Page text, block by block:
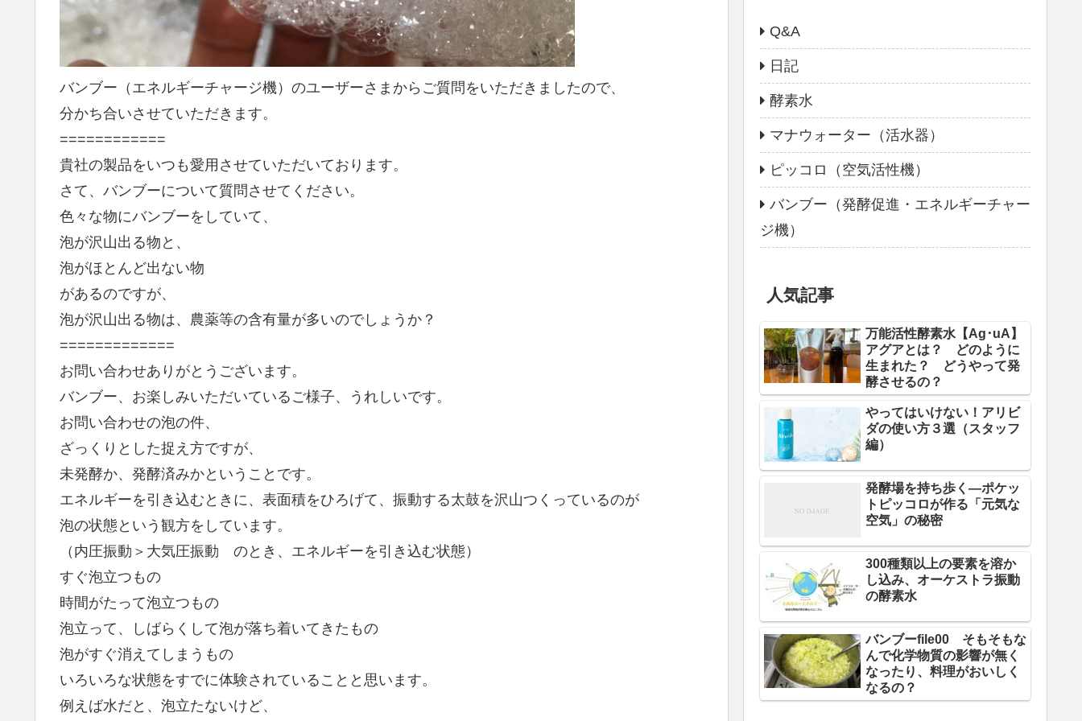
バンブー（エネルギーチャージ機）のユーザーさまからご質問をいただきましたので、
分かち合いさせていただきます。
============
貴社の製品をいつも愛用させていただいております。
さて、バンブーについて質問させてください。
色々な物にバンブーをしていて、
泡が沢山出る物と、
泡がほとんど出ない物
があるのですが、
泡が沢山出る物は、農薬等の含有量が多いのでしょうか？
=============
お問い合わせありがとうございます。
バンブー、お楽しみいただいているご様子、うれしいです。
お問い合わせの泡の件、
ざっくりとした捉え方ですが、
未発酵か、発酵済みかということです。
エネルギーを引き込むときに、表面積をひろげて、振動する太鼓を沢山つくっているのが
泡の状態という観方をしています。
（内圧振動＞大気圧振動 のとき、エネルギーを引き込む状態）
すぐ泡立つもの
時間がたって泡立つもの
泡立って、しばらくして泡が落ち着いてきたもの
泡がすぐ消えてしまうもの
いろいろな状態をすでに体験されていることと思います。
例えば水だと、泡立たないけど、
Q&A
日記
酵素水
マナウォーター（活水器）
ピッコロ（空気活性機）
バンブー（発酵促進・エネルギーチャー
ジ機）
人気記事
万能活性酵素水【Ag･uA】
アグアとは？ どのように
生まれた？ どうやって発
酵させるの？
やってはいけない！アリビ
ダの使い方３選（スタッフ
編）
発酵場を持ち歩く—ポケッ
トピッコロが作る「元気な
空気」の秘密
300種類以上の要素を溶か
し込み、オーケストラ振動
の酵素水
バンブーfile00 そもそもな
んで化学物質の影響が無く
なったり、料理がおいしく
なるの？